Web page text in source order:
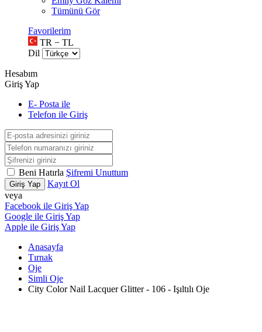
Tümünü Gör
Favorilerim
TR − TL
Dil
Hesabım
Giriş Yap
E- Posta ile
Telefon ile Giriş
Beni Hatırla Şifremi Unuttum
Giriş Yap
Kayıt Ol
veya
Facebook ile Giriş Yap
Google ile Giriş Yap
Apple ile Giriş Yap
Anasayfa
Tırnak
Oje
Simli Oje
City Color Nail Lacquer Glitter - 106 - Işıltılı Oje